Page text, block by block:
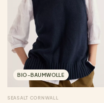
BIO-BAUMWOLLE
SEASALT CORNWALL